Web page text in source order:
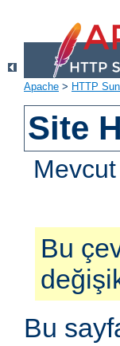
Apache > HTTP
Site
Bu
Bu